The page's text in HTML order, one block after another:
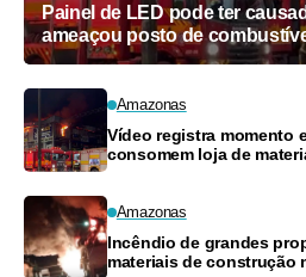
Painel de LED pode ter
ameaçou posto de
Amazonas
Vídeo registra momento
consomem loja de
Amazonas
Incêndio de grandes
materiais de construção